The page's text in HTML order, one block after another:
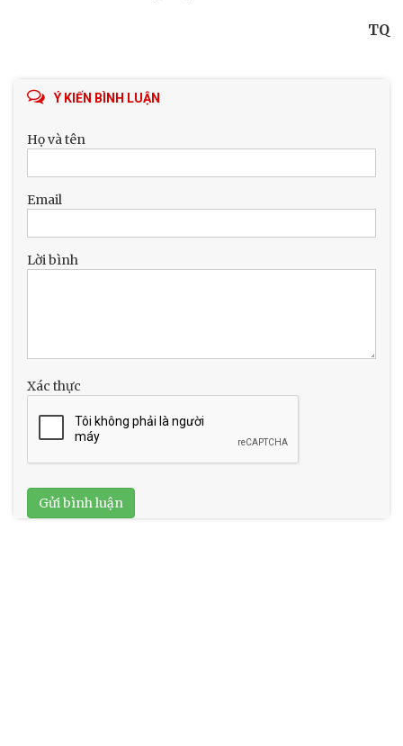
TQ
Ý KIẾN BÌNH LUẬN
Họ và tên
Email
Lời bình
Xác thực
Gửi bình luận